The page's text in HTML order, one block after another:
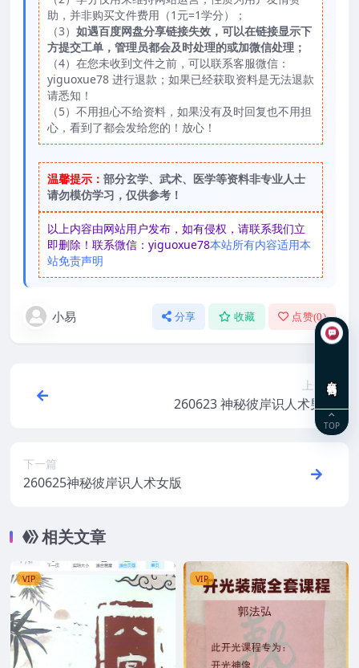
助，并非购买文件费用（1元=1学分）；
（3） 如遇百度网盘分享链接失效，可以在链接显示下
方提交工单，管理员都会及时处理的或加微信处理；
（4）在您未收到文件之前，可以联系客服微信：
yiguoxue78 进行退款；如果已经获取资料是无法退款
请悉知！
（5）不用担心不给资料，如果没有及时回复也不用担
心，看到了都会发给您的！放心！
温馨提示： 部分玄学、武术、医学等资料非专业人士
请勿模仿学习，仅供参考！
以上内容由网站用户发布，如有侵权，请联系我们立
即删除！联系微信：yiguoxue78本站所有内容适用本
站免责声明
小易 分享 收藏 点赞(0)
上一篇
260623 神秘彼岸识人术男版
下一篇
260625神秘彼岸识人术女版
相关文章
VIP VIP
TOP